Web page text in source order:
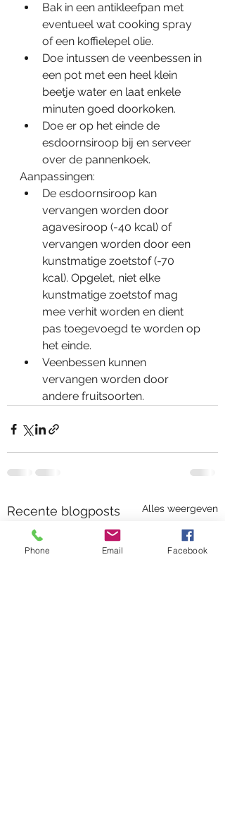
Bak in een antikleefpan met
eventueel wat cooking spray
of een koffielepel olie.
Doe intussen de veenbessen in
een pot met een heel klein
beetje water en laat enkele
minuten goed doorkoken.
Doe er op het einde de
esdoornsiroop bij en serveer
over de pannenkoek.
Aanpassingen:
De esdoornsiroop kan
vervangen worden door
agavesiroop (-40 kcal) of
vervangen worden door een
kunstmatige zoetstof (-70
kcal). Opgelet, niet elke
kunstmatige zoetstof mag
mee verhit worden en dient
pas toegevoegd te worden op
het einde.
Veenbessen kunnen
vervangen worden door
andere fruitsoorten.
Recente blogposts Alles weergeven
Phone Email Facebook